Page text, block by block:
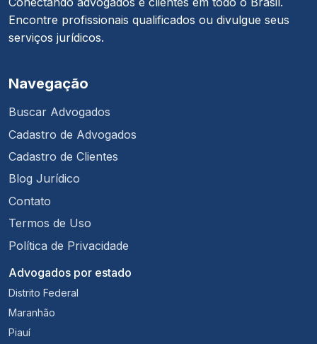
Encontre profissionais qualificados ou divulgue seus
serviços jurídicos.
Navegação
Buscar Advogados
Cadastro de Advogados
Cadastro de Clientes
Blog Jurídico
Contato
Termos de Uso
Política de Privacidade
Advogados por estado
Distrito Federal
Maranhão
Piauí